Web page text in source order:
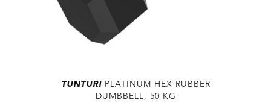
TUNTURIPLATINUM HEX RUBBER
DUMBBELL, 50 KG